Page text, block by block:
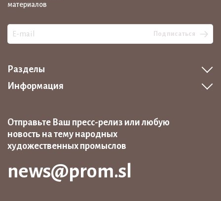
материалов
Подписаться
Разделы
Информация
Отправьте Ваш пресс-релиз или любую
новость на тему народных
художественных промыслов
news@prom.sl